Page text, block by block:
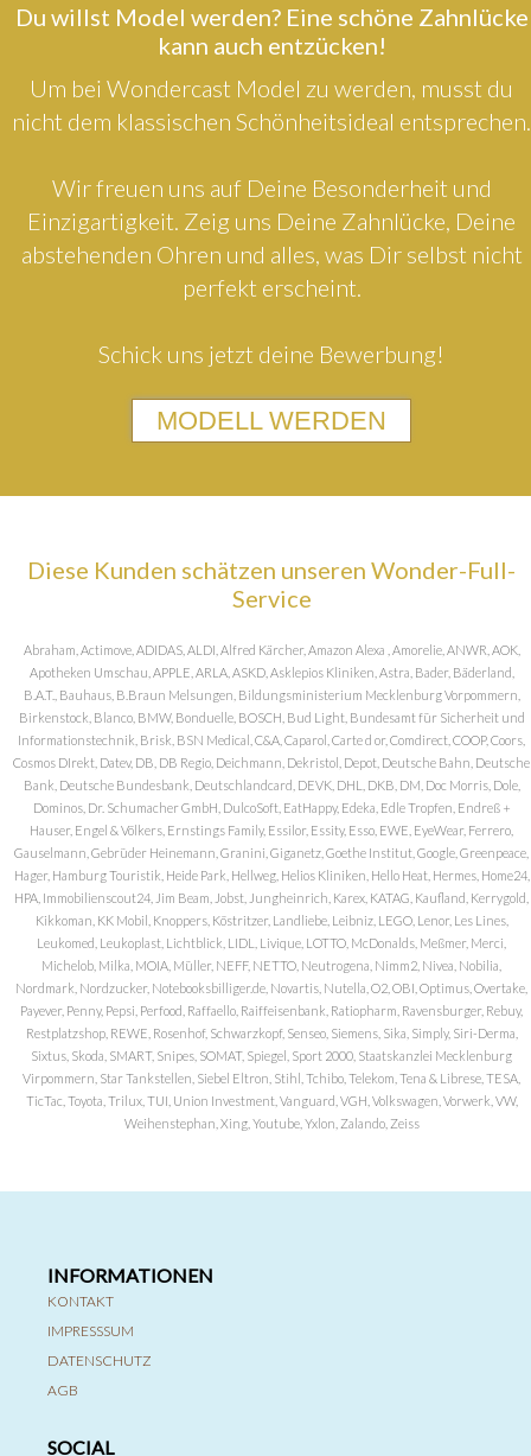
Du willst Model werden? Eine schöne Zahnlücke
kann auch entzücken!
Um bei Wondercast Model zu werden, musst du
nicht dem klassischen Schönheitsideal entsprechen.
Wir freuen uns auf Deine Besonderheit und
Einzigartigkeit. Zeig uns Deine Zahnlücke, Deine
abstehenden Ohren und alles, was Dir selbst nicht
perfekt erscheint.
Schick uns jetzt deine Bewerbung!
MODELL WERDEN
Diese Kunden schätzen unseren Wonder-Full-
Service
Abraham, Actimove, ADIDAS, ALDI, Alfred Kärcher, Amazon Alexa , Amorelie, ANWR, AOK,
Apotheken Umschau, APPLE, ARLA, ASKD, Asklepios Kliniken, Astra, Bader, Bäderland,
B.A.T., Bauhaus, B.Braun Melsungen, Bildungsministerium Mecklenburg Vorpommern,
Birkenstock, Blanco, BMW, Bonduelle, BOSCH, Bud Light, Bundesamt für Sicherheit und
Informationstechnik, Brisk, BSN Medical, C&A, Caparol, Carte d or, Comdirect, COOP, Coors,
Cosmos DIrekt, Datev, DB, DB Regio, Deichmann, Dekristol, Depot, Deutsche Bahn, Deutsche
Bank, Deutsche Bundesbank, Deutschlandcard, DEVK, DHL, DKB, DM, Doc Morris, Dole,
Dominos, Dr. Schumacher GmbH, DulcoSoft, EatHappy, Edeka, Edle Tropfen, Endreß +
Hauser, Engel & Völkers, Ernstings Family, Essilor, Essity, Esso, EWE, EyeWear, Ferrero,
Gauselmann, Gebrüder Heinemann, Granini, Giganetz, Goethe Institut, Google, Greenpeace,
Hager, Hamburg Touristik, Heide Park, Hellweg, Helios Kliniken, Hello Heat, Hermes, Home24,
HPA, Immobilienscout24, Jim Beam, Jobst, Jungheinrich, Karex, KATAG, Kaufland, Kerrygold,
Kikkoman, KK Mobil, Knoppers, Köstritzer, Landliebe, Leibniz, LEGO, Lenor, Les Lines,
Leukomed, Leukoplast, Lichtblick, LIDL, Livique, LOTTO, McDonalds, Meßmer, Merci,
Michelob, Milka, MOIA, Müller, NEFF, NETTO, Neutrogena, Nimm2, Nivea, Nobilia,
Nordmark, Nordzucker, Notebooksbilliger.de, Novartis, Nutella, O2, OBI, Optimus, Overtake,
Payever, Penny, Pepsi, Perfood, Raffaello, Raiffeisenbank, Ratiopharm, Ravensburger, Rebuy,
Restplatzshop, REWE, Rosenhof, Schwarzkopf, Senseo, Siemens, Sika, Simply, Siri-Derma,
Sixtus, Skoda, SMART, Snipes, SOMAT, Spiegel, Sport 2000, Staatskanzlei Mecklenburg
Virpommern, Star Tankstellen, Siebel Eltron, Stihl, Tchibo, Telekom, Tena & Librese, TESA,
TicTac, Toyota, Trilux, TUI, Union Investment, Vanguard, VGH, Volkswagen, Vorwerk, VW,
Weihenstephan, Xing, Youtube, Yxlon, Zalando, Zeiss
INFORMATIONEN
KONTAKT
IMPRESSSUM
DATENSCHUTZ
AGB
SOCIAL